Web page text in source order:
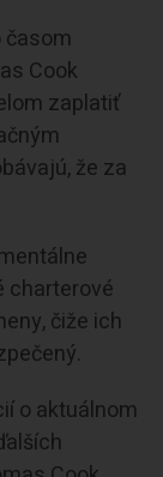
Cook
zaplatiť
že za
charterové
čiže ich
o aktuálnom